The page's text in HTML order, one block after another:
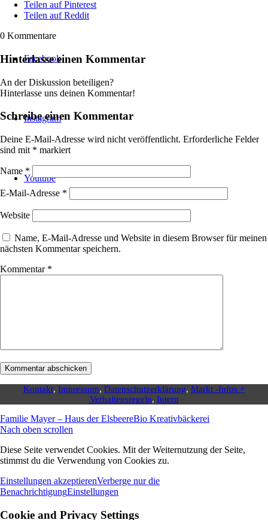
Facebook
Instagram
Youtube
Teilen auf Pinterest
Teilen auf Reddit
0 Kommentare
Hinterlasse einen Kommentar
An der Diskussion beteiligen?
Hinterlasse uns deinen Kommentar!
Schreibe einen Kommentar
Deine E-Mail-Adresse wird nicht veröffentlicht. Erforderliche Felder
sind mit * markiert
Name *
E-Mail-Adresse *
Website
Name, E-Mail-Adresse und Website in diesem Browser für meinen
nächsten Kommentar speichern.
Kommentar *
Kontakt, Impressum, Datenschutzerklärung, Markt -Infos +
Verhaltensregeln, Intern
Familie Mayer – Haus der ElsbeereBio Kreativbäckerei
Nach oben scrollen
Diese Seite verwendet Cookies. Mit der Weiternutzung der Seite,
stimmst du die Verwendung von Cookies zu.
Einstellungen akzeptierenVerberge nur die
BenachrichtigungEinstellungen
Cookie and Privacy Settings